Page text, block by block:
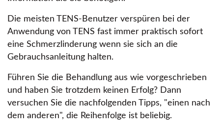
Die meisten TENS-Benutzer verspüren bei der
Anwendung von TENS fast immer praktisch sofort
eine Schmerzlinderung wenn sie sich an die
Gebrauchsanleitung halten.
Führen Sie die Behandlung aus wie vorgeschrieben
und haben Sie trotzdem keinen Erfolg? Dann
versuchen Sie die nachfolgenden Tipps,
einen nach
dem anderen , die Reihenfolge ist beliebig.